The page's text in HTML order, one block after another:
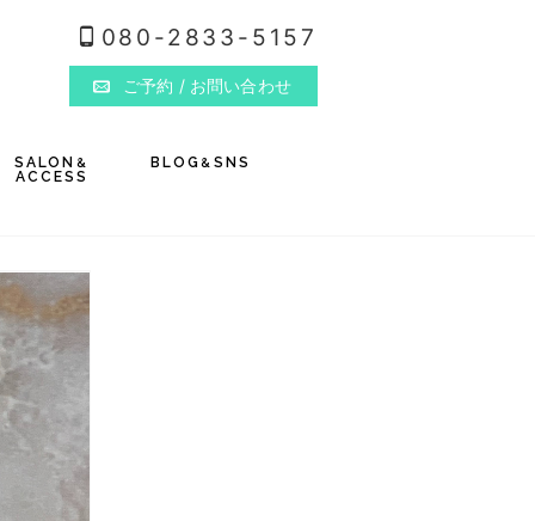
080-2833-5157
ご予約 / お問い合わせ
SALON &
ACCESS
BLOG & SNS